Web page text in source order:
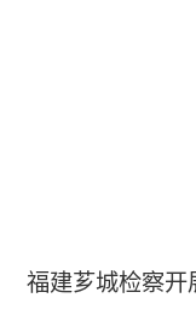
福建芗城检察开